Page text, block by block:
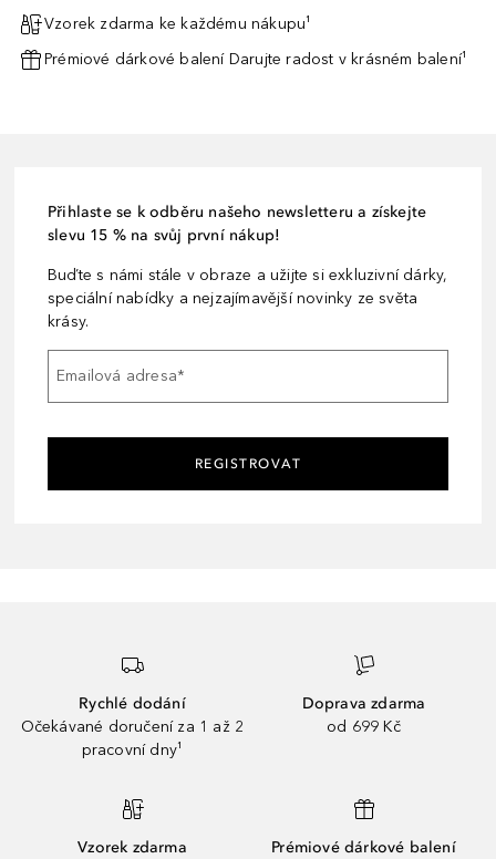
Vzorek zdarma ke každému nákupu¹
Prémiové dárkové balení Darujte radost v krásném balení¹
Přihlaste se k odběru našeho newsletteru a získejte
slevu 15 % na svůj první nákup!
Buďte s námi stále v obraze a užijte si exkluzivní dárky,
speciální nabídky a nejzajímavější novinky ze světa
krásy.
Emailová adresa*
REGISTROVAT
Rychlé dodání
Očekávané doručení za 1 až 2
pracovní dny¹
Doprava zdarma
od 699 Kč
Vzorek zdarma Prémiové dárkové balení